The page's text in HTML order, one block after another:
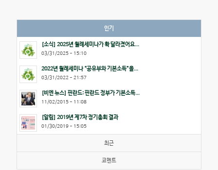
인기
[소식] 2025년 월례세미나가 확 달라졌어요...
03/31/2025 - 15:10
2022년 월례세미나 “공유부와 기본소득”을...
03/31/2022 - 21:57
[비엔 뉴스] 핀란드: 핀란드 정부가 기본소득...
11/02/2015 - 11:08
[알림] 2019년 제7차 정기총회 결과
01/30/2019 - 15:05
최근
코멘트